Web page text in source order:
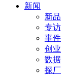
新闻
新品
专访
事件
创业
数据
探厂